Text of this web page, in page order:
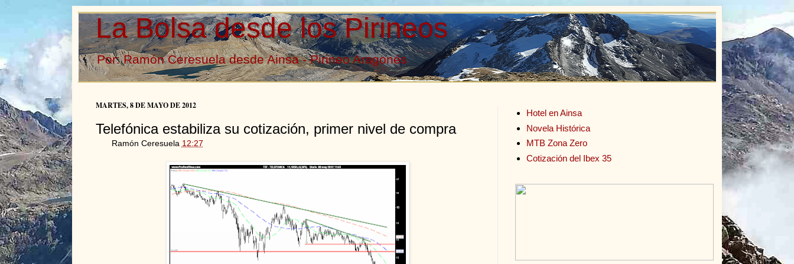
La Bolsa desde los Pirineos
Por: Ramón Ceresuela desde Ainsa - Pirineo Aragonés
MARTES, 8 DE MAYO DE 2012
Telefónica estabiliza su cotización, primer nivel de compra
Ramón Ceresuela 12:27
Hotel en Ainsa
Novela Histórica
MTB Zona Zero
Cotización del Ibex 35